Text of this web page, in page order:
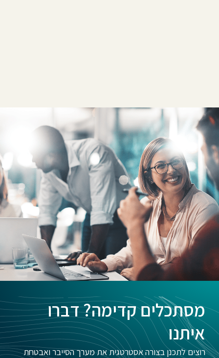
מסתכלים קדימה? דברו
איתנו
רוצים לתכנן בצורה אסטרטגית את מערך הסייבר ואבטחת